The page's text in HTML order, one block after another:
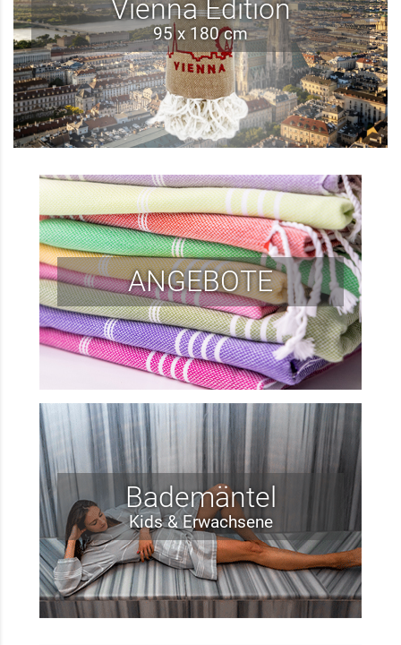
Vienna Edition
95 x 180 cm
ANGEBOTE
Bademäntel
Kids & Erwachsene